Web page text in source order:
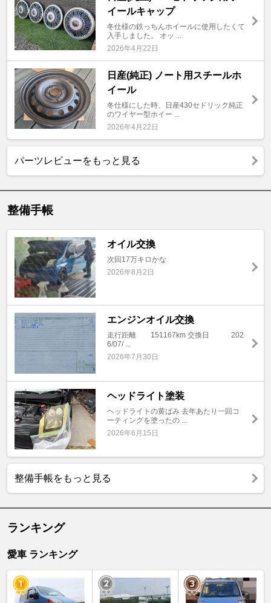
イールキャップ
冬仕様の鉄っちんホイールに使用したくて
入手しました。 オッ ...
2026年4月22日
日産(純正) ノート用スチールホ
イール
冬仕様にした時、日産430セドリック純正
のワイヤー型ホイー ...
2026年4月22日
パーツレビューをもっと見る
整備手帳
オイル交換
次回17万キロかな
2026年8月2日
エンジンオイル交換
走行距離 151167km 交換日 202
6/07/ ...
2026年7月30日
ヘッドライト塗装
ヘッドライトの黄ばみ 去年あたり一回コ
ーティングを塗ったの ...
2026年6月15日
整備手帳をもっと見る
ランキング
愛車 ランキング